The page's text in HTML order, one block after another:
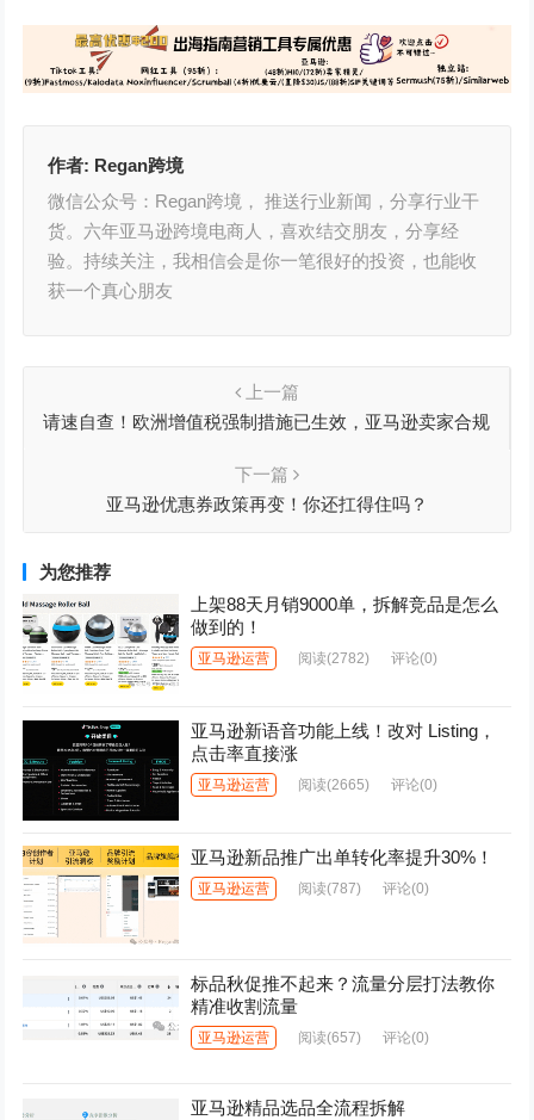
作者: Regan跨境
微信公众号：Regan跨境， 推送行业新闻，分享行业干
货。六年亚马逊跨境电商人，喜欢结交朋友，分享经
验。持续关注，我相信会是你一笔很好的投资，也能收
获一个真心朋友
上一篇
请速自查！欧洲增值税强制措施已生效，亚马逊卖家合规
下一篇
亚马逊优惠券政策再变！你还扛得住吗？
为您推荐
上架88天月销9000单，拆解竞品是怎么
做到的！
亚马逊运营 阅读(2782) 评论(0)
亚马逊新语音功能上线！改对 Listing，
点击率直接涨
亚马逊运营 阅读(2665) 评论(0)
亚马逊新品推广出单转化率提升30%！
亚马逊运营 阅读(787) 评论(0)
标品秋促推不起来？流量分层打法教你
精准收割流量
亚马逊运营 阅读(657) 评论(0)
亚马逊精品选品全流程拆解